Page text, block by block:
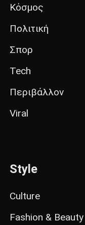
Κόσμος
Πολιτική
Σπορ
Tech
Περιβάλλον
Viral
Style
Culture
Fashion & Beauty